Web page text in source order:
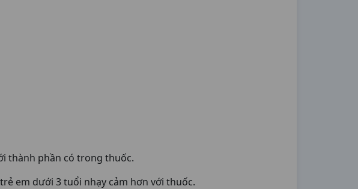
thành phần có trong thuốc.
em dưới 3 tuổi nhạy cảm hơn với thuốc.